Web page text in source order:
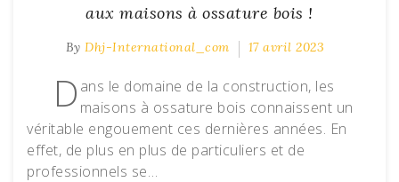
aux maisons à ossature bois !
By Dhj-International_com 17 avril 2023
D ans le domaine de la construction, les
maisons à ossature bois connaissent un
véritable engouement ces dernières années. En
effet, de plus en plus de particuliers et de
professionnels se…